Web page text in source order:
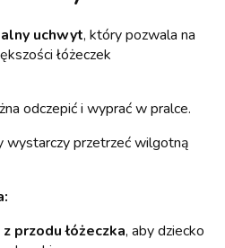
uchwyt, który pozwala na
łóżeczek
odczepić i wyprać w pralce.
wystarczy przetrzeć wilgotną
z przodu łóżeczka, aby dziecko